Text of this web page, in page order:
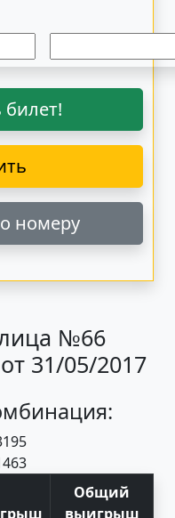
номеру
№66
31/05/2017
195
63
Общий
выигрыш